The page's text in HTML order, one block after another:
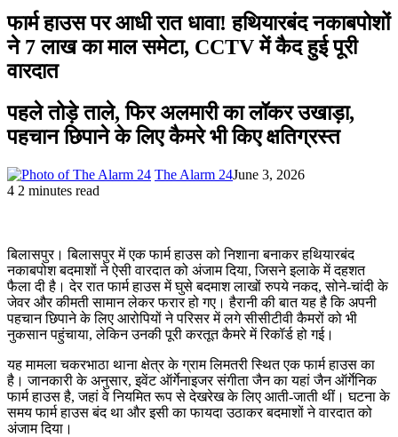
फार्म हाउस पर आधी रात धावा! हथियारबंद नकाबपोशों
ने 7 लाख का माल समेटा, CCTV में कैद हुई पूरी
वारदात
पहले तोड़े ताले, फिर अलमारी का लॉकर उखाड़ा,
पहचान छिपाने के लिए कैमरे भी किए क्षतिग्रस्त
The Alarm 24June 3, 2026
4 2 minutes read
बिलासपुर। बिलासपुर में एक फार्म हाउस को निशाना बनाकर हथियारबंद
नकाबपोश बदमाशों ने ऐसी वारदात को अंजाम दिया, जिसने इलाके में दहशत
फैला दी है। देर रात फार्म हाउस में घुसे बदमाश लाखों रुपये नकद, सोने-चांदी के
जेवर और कीमती सामान लेकर फरार हो गए। हैरानी की बात यह है कि अपनी
पहचान छिपाने के लिए आरोपियों ने परिसर में लगे सीसीटीवी कैमरों को भी
नुकसान पहुंचाया, लेकिन उनकी पूरी करतूत कैमरे में रिकॉर्ड हो गई।
यह मामला चकरभाठा थाना क्षेत्र के ग्राम लिमतरी स्थित एक फार्म हाउस का
है। जानकारी के अनुसार, इवेंट ऑर्गेनाइजर संगीता जैन का यहां जैन ऑर्गेनिक
फार्म हाउस है, जहां वे नियमित रूप से देखरेख के लिए आती-जाती थीं। घटना के
समय फार्म हाउस बंद था और इसी का फायदा उठाकर बदमाशों ने वारदात को
अंजाम दिया।